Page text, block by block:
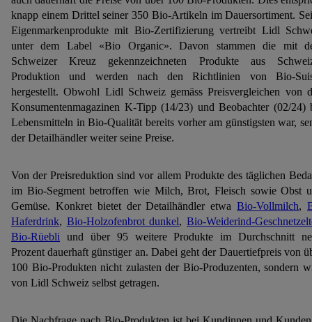
knapp einem Drittel seiner 350 Bio-Artikeln im Dauersortiment.
Eigenmarkenprodukte mit Bio-Zertifizierung vertreibt Lidl
unter dem Label «Bio Organic». Davon stammen die mit
Schweizer Kreuz gekennzeichneten Produkte aus
Produktion und werden nach den Richtlinien von Bio-
hergestellt. Obwohl Lidl Schweiz gemäss Preisvergleichen von
Konsumentenmagazinen K-Tipp (14/23) und Beobachter (02/24)
Lebensmitteln in Bio-Qualität bereits vorher am günstigsten war,
der Detailhändler weiter seine Preise.
Von der Preisreduktion sind vor allem Produkte des täglichen
im Bio-Segment betroffen wie Milch, Brot, Fleisch sowie Obst
Gemüse. Konkret bietet der Detailhändler etwaBio-Vollmilch,
Haferdrink, Bio-Holzofenbrot dunkel,Bio-Weiderind-
Bio-Rüebli und über 95 weitere Produkte im Durchschnitt
Prozent dauerhaft günstiger an. Dabei geht der Dauertiefpreis von
100 Bio-Produkten nicht zulasten der Bio-Produzenten, sondern
von Lidl Schweiz selbst getragen.